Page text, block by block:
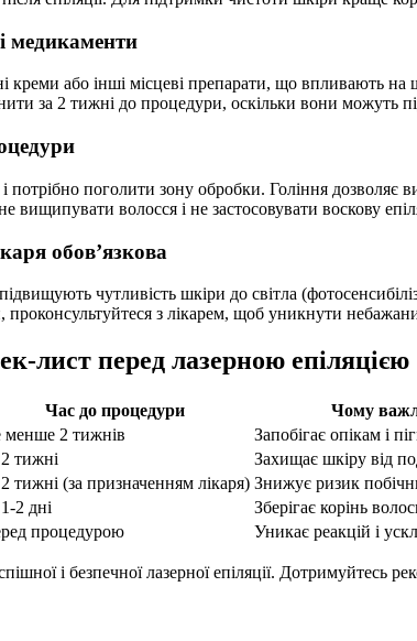
медикаменти
або інші місцеві препарати, що впливають на
за 2 тижні до процедури, оскільки вони можуть
і потрібно поголити зону обробки. Гоління
вищипувати волосся і не застосовувати воскову
обов’язкова
чутливість шкіри до світла
проконсультуйтеся з лікарем, щоб уникнути
лист перед лазерною епіляцією
Час до процедури
Чому
менше 2 тижнів
Запобігає опікам і
тижні
Захищає шкіру від
тижні (за призначенням лікаря) Знижує ризик
2 дні
Зберігає корінь
процедурою Уникає реакцій і
і безпечної лазерної епіляції. Дотримуйтесь